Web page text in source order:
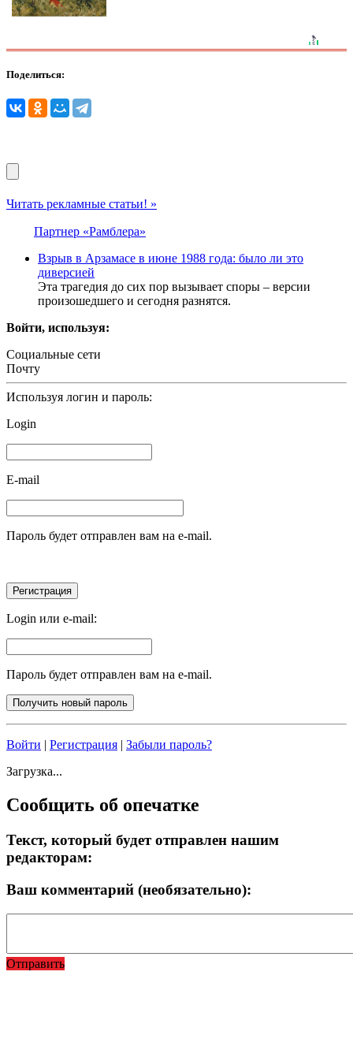
Поделиться:
Читать рекламные статьи! »
Партнер «Рамблера»
Взрыв в Арзамасе в июне 1988 года: было ли это
диверсией
Эта трагедия до сих пор вызывает споры – версии
произошедшего и сегодня разнятся.
Войти, используя:
Социальные сети
Почту
Используя логин и пароль:
Login
E-mail
Пароль будет отправлен вам на e-mail.
Login или e-mail:
Пароль будет отправлен вам на e-mail.
Войти | Регистрация | Забыли пароль?
Загрузка...
Сообщить об опечатке
Текст, который будет отправлен нашим
редакторам:
Ваш комментарий (необязательно):
Отправить